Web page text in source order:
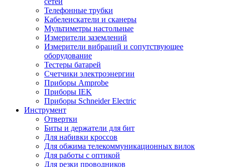
Телефонные трубки
Кабелеискатели и сканеры
Мультиметры настольные
Измерители заземлений
Измерители вибраций и сопутствующее
оборудование
Тестеры батарей
Счетчики электроэнергии
Приборы Amprobe
Приборы IEK
Приборы Schneider Electric
Инструмент
Отвертки
Биты и держатели для бит
Для набивки кроссов
Для обжима телекоммуникационных вилок
Для работы с оптикой
Для резки проводников